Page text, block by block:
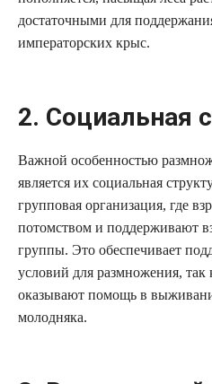
достаточными для
императорских крыс.
2. Социальная
Важной особенностью
является их социальная
групповая организация, где
потомством и поддерживают
группы. Это обеспечивает
условий для размножения, так
оказывают помощь в
молодняка.